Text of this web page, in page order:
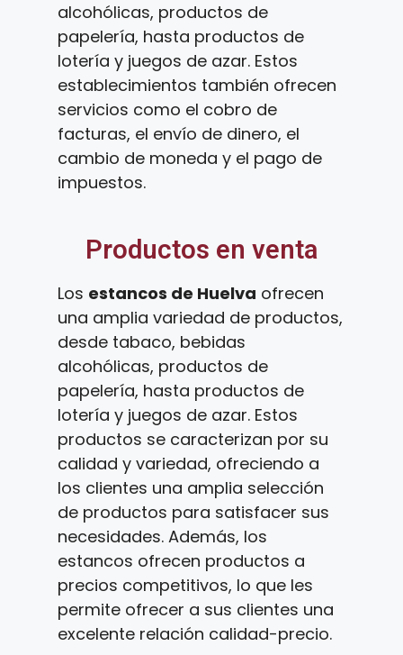
alcohólicas, productos de
papelería, hasta productos de
lotería y juegos de azar. Estos
establecimientos también ofrecen
servicios como el cobro de
facturas, el envío de dinero, el
cambio de moneda y el pago de
impuestos.
Productos en venta
Los estancos de Huelva ofrecen
una amplia variedad de productos,
desde tabaco, bebidas
alcohólicas, productos de
papelería, hasta productos de
lotería y juegos de azar. Estos
productos se caracterizan por su
calidad y variedad, ofreciendo a
los clientes una amplia selección
de productos para satisfacer sus
necesidades. Además, los
estancos ofrecen productos a
precios competitivos, lo que les
permite ofrecer a sus clientes una
excelente relación calidad-precio.